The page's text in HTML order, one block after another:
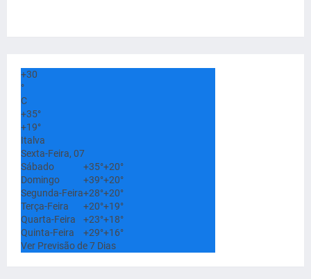
+30
°
C
+35°
+19°
Italva
Sexta-Feira, 07
Sábado
+35°+20°
Domingo
+39°+20°
Segunda-Feira+28°+20°
Terça-Feira
+20°+19°
Quarta-Feira
+23°+18°
Quinta-Feira
+29°+16°
Ver Previsão de 7 Dias